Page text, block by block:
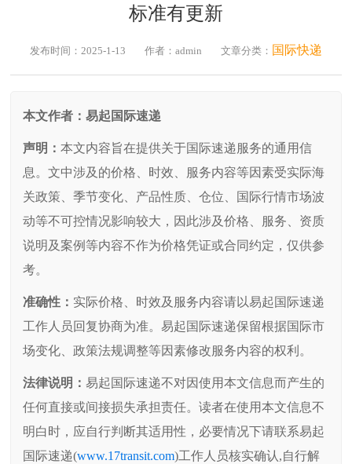
标准有更新
发布时间：2025-1-13 作者：admin 文章分类： 国际快递
本文作者：易起国际速递
声明：本文内容旨在提供关于国际速递服务的通用信
息。文中涉及的价格、时效、服务内容等因素受实际海
关政策、季节变化、产品性质、仓位、国际行情市场波
动等不可控情况影响较大，因此涉及价格、服务、资质
说明及案例等内容不作为价格凭证或合同约定，仅供参
考。
准确性： 实际价格、时效及服务内容请以易起国际速递
工作人员回复协商为准。易起国际速递保留根据国际市
场变化、政策法规调整等因素修改服务内容的权利。
法律说明：易起国际速递不对因使用本文信息而产生的
任何直接或间接损失承担责任。读者在使用本文信息不
明白时，应自行判断其适用性，必要情况下请联系易起
国际速递(www.17transit.com)工作人员核实确认,自行解